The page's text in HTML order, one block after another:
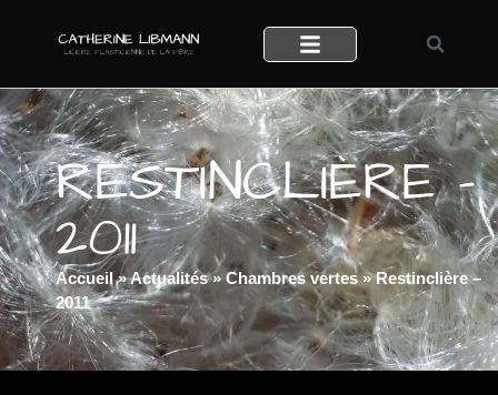
RESTINCLIÈRE –
2011
Accueil»Actualités»Chambres vertes»Restinclière –
2011